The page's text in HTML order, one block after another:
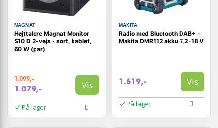
MAGNAT
Højttalere Magnat Monitor
S10 D 2-vejs - sort, kablet,
60 W (par)
1.099,-
1.079,- Vis
På lager
MAKITA
Radio med Bluetooth DAB+ -
Makita DMR112 akku 7,2-18 V
1.619,- Vis
På lager